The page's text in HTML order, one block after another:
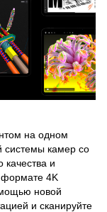
на одном
системы камер со
и
4K
новой
и сканируйте